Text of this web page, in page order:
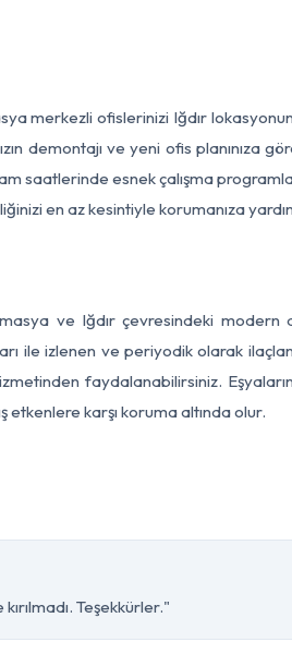
merkezli ofislerinizi Iğdır
demontajı ve yeni ofis planınıza
esnek çalışma
en az kesintiyle korumanıza
ve Iğdır çevresindeki modern
ile izlenen ve periyodik olarak
faydalanabilirsiniz.
etkenlere karşı koruma altında olur.
Teşekkürler."